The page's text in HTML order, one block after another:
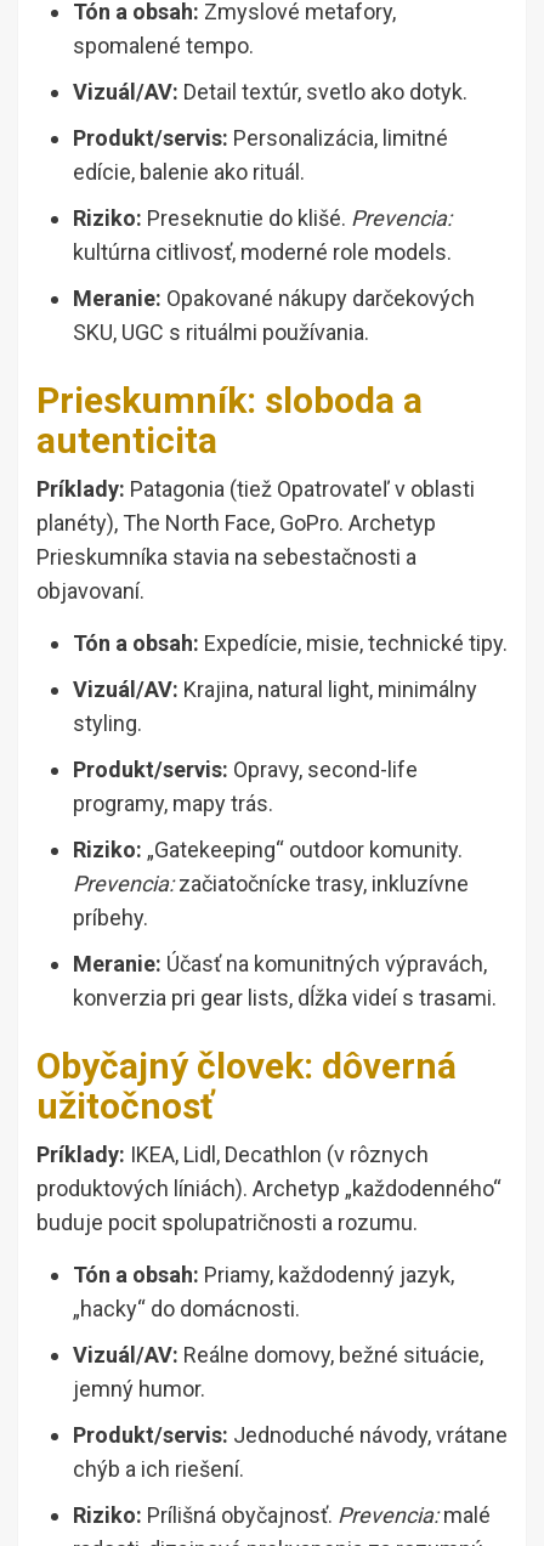
Tón a obsah: Zmyslové metafory,
spomalené tempo.
Vizuál/AV: Detail textúr, svetlo ako dotyk.
Produkt/servis: Personalizácia, limitné
edície, balenie ako rituál.
Riziko: Preseknutie do klišé. Prevencia:
kultúrna citlivosť, moderné role models.
Meranie: Opakované nákupy darčekových
SKU, UGC s rituálmi používania.
Prieskumník: sloboda a
autenticita
Príklady: Patagonia (tiež Opatrovateľ v oblasti
planéty), The North Face, GoPro. Archetyp
Prieskumníka stavia na sebestačnosti a
objavovaní.
Tón a obsah: Expedície, misie, technické tipy.
Vizuál/AV: Krajina, natural light, minimálny
styling.
Produkt/servis: Opravy, second-life
programy, mapy trás.
Riziko: „Gatekeeping“ outdoor komunity.
Prevencia:začiatočnícke trasy, inkluzívne
príbehy.
Meranie: Účasť na komunitných výpravách,
konverzia pri gear lists, dĺžka videí s trasami.
Obyčajný človek: dôverná
užitočnosť
Príklady: IKEA, Lidl, Decathlon (v rôznych
produktových líniách). Archetyp „každodenného“
buduje pocit spolupatričnosti a rozumu.
Tón a obsah: Priamy, každodenný jazyk,
„hacky“ do domácnosti.
Vizuál/AV: Reálne domovy, bežné situácie,
jemný humor.
Produkt/servis: Jednoduché návody, vrátane
chýb a ich riešení.
Riziko: Prílišná obyčajnosť. Prevencia:malé